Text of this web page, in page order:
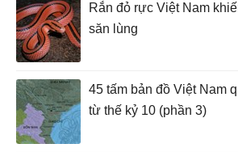
Rắn đỏ rực Việt Nam
săn lùng
45 tấm bản đồ Việt Nam
từ thế kỷ 10 (phần 3)